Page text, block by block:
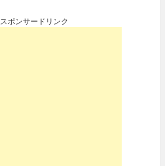
スポンサードリンク